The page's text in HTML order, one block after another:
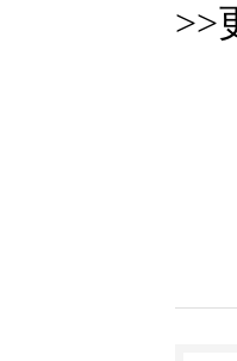
>>